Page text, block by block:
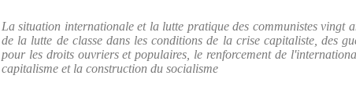
La situation internationale et la lutte pratique des communistes vingt
de la lutte de classe dans les conditions de la crise capitaliste, des
pour les droits ouvriers et populaires, le renforcement de
capitalisme et la construction du socialisme